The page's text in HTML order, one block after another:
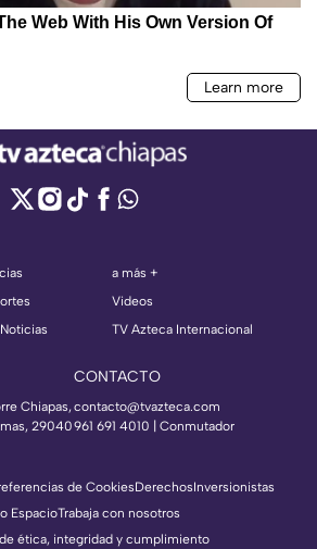
a más +
Videos
TV Azteca Internacional
Chiapas,
29040
CONTACTO
contacto@tvazteca.com
961 691 4010 | Conmutador
de CookiesDerechosInversionistas
EspacioTrabaja con nosotros
ética, integridad y cumplimiento